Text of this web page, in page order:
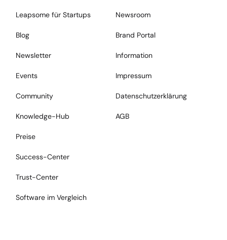
Leapsome für Startups
Blog
Newsletter
Events
Community
Knowledge-Hub
Preise
Success-Center
Trust-Center
Software im Vergleich
Newsroom
Brand Portal
Information
Impressum
Datenschutzerklärung
AGB